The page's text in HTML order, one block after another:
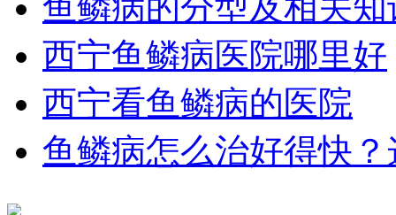
鱼鳞病的分型及相关知
西宁鱼鳞病医院哪里好
西宁看鱼鳞病的医院
鱼鳞病怎么治好得快